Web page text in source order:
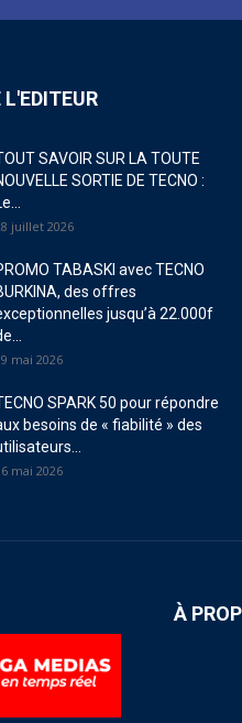
SAVOIR SUR LA TOUTE
SORTIE DE TECNO :
juillet 2026
TABASKI avec TECNO
des offres
jusqu’à 22.000f
mai 2026
SPARK 50 pour répondre
besoins de « fiabilité » des
mai 2026
À